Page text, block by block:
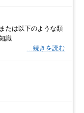
たは以下のような類
識
…続きを読む